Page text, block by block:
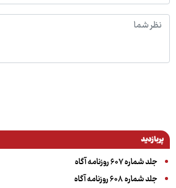
پربازدید
جلد شماره ۶۰۷ روزنامه آگاه
جلد شماره ۶۰۸ روزنامه آگاه